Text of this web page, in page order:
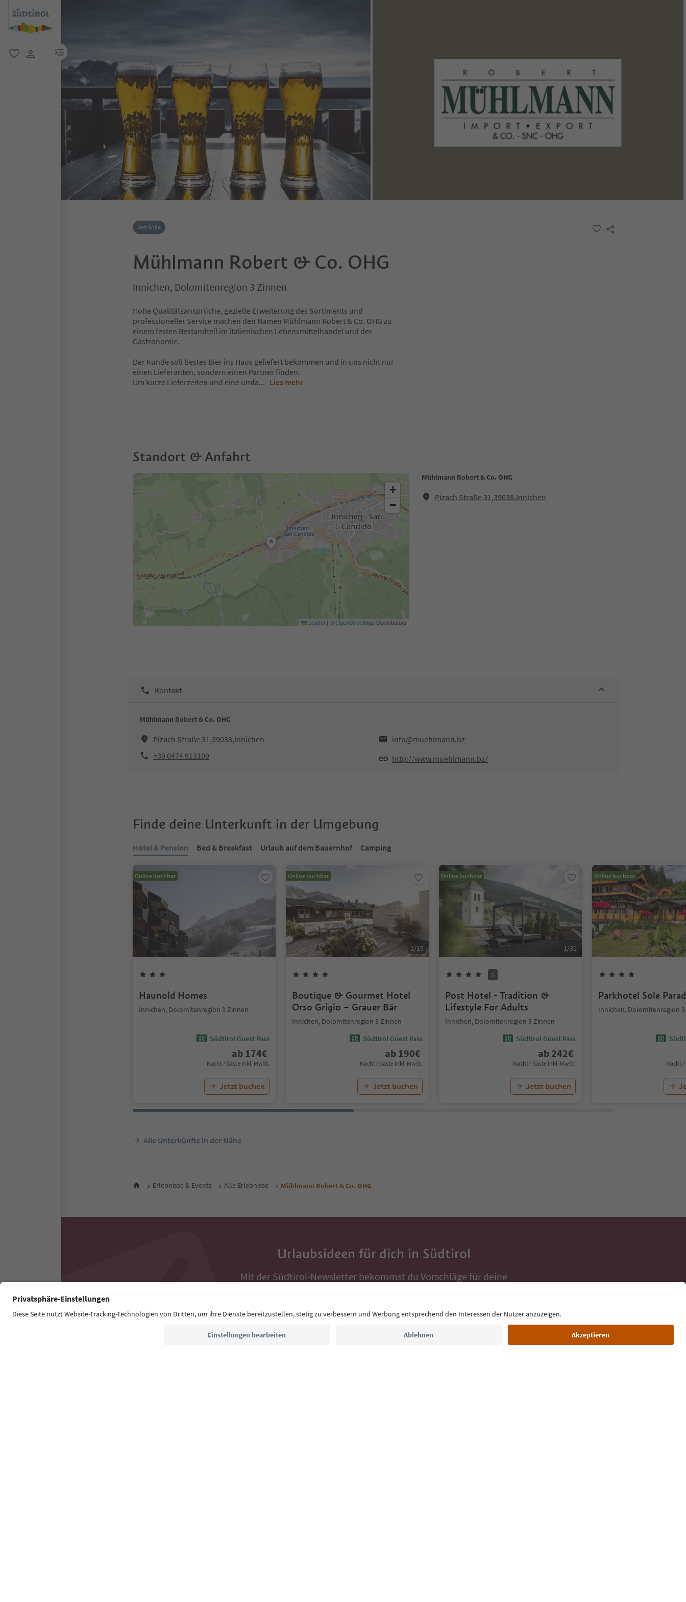
menu link
Getränke
Mühlmann Robert & Co. OHG
Innichen, Dolomitenregion 3 Zinnen
Hohe Qualitätsansprüche, gezielte Erweiterung des Sortiments und
professioneller Service machen den Namen Mühlmann Robert & Co. OHG zu
einem festen Bestandteil im italienischen Lebensmittelhandel und der
Gastronomie.
Der Kunde soll bestes Bier ins Haus geliefert bekommen und in uns nicht nur
einen Lieferanten, sondern einen Partner finden.
Um kurze Lieferzeiten und eine umfa... Lies mehr
Standort & Anfahrt
Mühlmann Robert & Co. OHG
Pizach Straße 31,39038,Innichen
+
−
Leaflet | ©OpenStreetMapContributors
Kontakt
Mühlmann Robert & Co. OHG
Pizach Straße 31,39038,Innichen
info@muehlmann.bz
+39 0474 913109
http://www.muehlmann.bz/
Finde deine Unterkunft in der Umgebung
Hotel & Pension Bed & Breakfast Urlaub auf dem Bauernhof Camping
Online buchbar
Haunold Homes
Innichen, Dolomitenregion 3 Zinnen
Südtirol Guest Pass
ab 174€
Nacht / Gäste Inkl. MwSt.
Jetzt buchen
Online buchbar
1/15
Boutique & Gourmet Hotel
Orso Grigio – Grauer Bär
Innichen, Dolomitenregion 3 Zinnen
Südtirol Guest Pass
ab 190€
Nacht / Gäste Inkl. MwSt.
Jetzt buchen
Online buchbar
1/31
S
Post Hotel - Tradition &
Lifestyle For Adults
Innichen, Dolomitenregion 3 Zinnen
Südtirol Guest Pass
ab 242€
Nacht / Gäste Inkl. MwSt.
Jetzt buchen
Online buchbar
Parkhotel Sole
Innichen, Dolomitenregion
Nacht /
Alle Unterkünfte in der Nähe
Erlebnisse & Events Alle Erlebnisse Mühlmann Robert & Co. OHG
Urlaubsideen für dich in Südtirol
Mit der Südtirol-Newsletter bekommst du Vorschläge für deine
E-Mail Adresse